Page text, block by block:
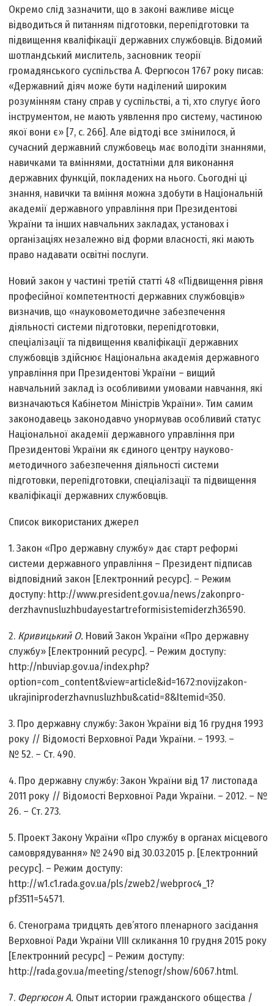
Окремо слід зазначити, що в законі важливе місце
відводиться й питанням підготовки, перепідготовки та
підвищення кваліфікації державних службовців. Відомий
шотландський мислитель, засновник теорії
громадянського суспільства А. Фергюсон 1767 року писав:
«Державний діяч може бути наділений широким
розумінням стану справ у суспільстві, а ті, хто слугує його
інструментом, не мають уявлення про систему, частиною
якої вони є» [7, с. 266]. Але відтоді все змінилося, й
сучасний державний службовець має володіти знаннями,
навичками та вміннями, достатніми для виконання
державних функцій, покладених на нього. Сьогодні ці
знання, навички та вміння можна здобути в Національній
академії державного управління при Президентові
України та інших навчальних закладах, установах і
організаціях незалежно від форми власності, які мають
право надавати освітні послуги.
Новий закон у частині третій статті 48 «Підвищення рівня
професійної компетентності державних службовців»
визначив, що «науково­методичне забезпечення
діяльності системи підготовки, перепідготовки,
спеціалізації та підвищення кваліфікації державних
службовців здійснює Національна академія державного
управління при Президентові України – вищий
навчальний заклад із особливими умовами навчання, які
визначаються Кабінетом Міністрів України». Тим самим
законодавець законодавчо унормував особливий статус
Національної академії державного управління при
Президентові України як єдиного центру науково­
методичного забезпечення діяльності системи
підготовки, перепідготовки, спеціалізації та підвищення
кваліфікації державних службовців.
Список використаних джерел
1. Закон «Про державну службу» дає старт реформі
системи державного управління – Президент підписав
відповідний закон [Електронний ресурс]. – Режим
доступу: http://www.president.gov.ua/news/zakon­pro­
derzhavnu­sluzhbu­daye­start­reformi­sistemi­derzh­36590.
2. Кривицький О. Новий Закон України «Про державну
службу» [Електронний ресурс]. – Режим доступу:
http://nbuviap.gov.ua/index.php?
option=com_content&view=article&id=1672:novij­zakon­
ukrajini­pro­derzhavnu­sluzhbu&catid=8&Itemid=350.
3. Про державну службу: Закон України від 16 грудня 1993
року // Відомості Верховної Ради України. – 1993. –
№ 52. – Ст. 490.
4. Про державну службу: Закон України від 17 листопада
2011 року // Відомості Верховної Ради України. – 2012. – №
26. – Ст. 273.
5. Проект Закону України «Про службу в органах місцевого
самоврядування» № 2490 від 30.03.2015 р. [Електронний
ресурс]. – Режим доступу:
http://w1.c1.rada.gov.ua/pls/zweb2/webproc4_1?
pf3511=54571.
6. Стенограма тридцять дев’ятого пленарного засідання
Верховної Ради України VIII скликання 10 грудня 2015 року
[Електронний ресурс] – Режим доступу:
http://rada.gov.ua/meeting/stenogr/show/6067.html.
7. Фергюсон А. Опыт истории гражданского общества /